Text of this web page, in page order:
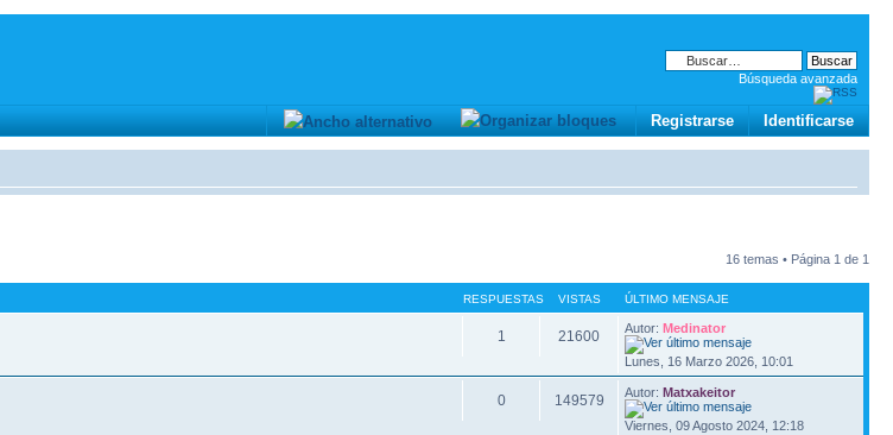
Búsqueda avanzada
Identificarse
Registrarse
16 temas • Página 1 de 1
RESPUESTAS VISTAS ÚLTIMO MENSAJE
1 21600 Autor:Medinator
Lunes, 16 Marzo 2026, 10:01
0 149579 Autor:Matxakeitor
Viernes, 09 Agosto 2024, 12:18